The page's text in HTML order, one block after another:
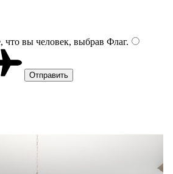
что вы человек, выбрав Флаг.